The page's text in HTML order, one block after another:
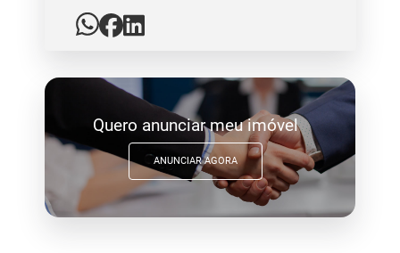
Quero anunciar meu imóvel
ANUNCIAR AGORA